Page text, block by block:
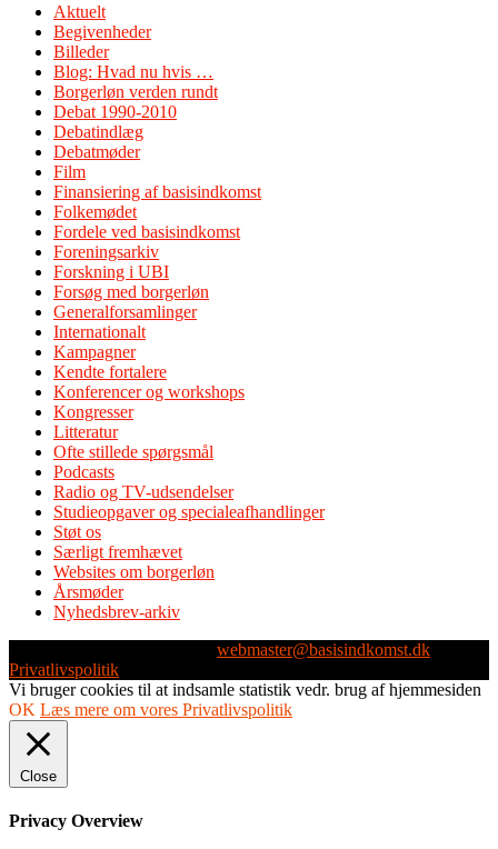
Aktuelt
Begivenheder
Billeder
Blog: Hvad nu hvis …
Borgerløn verden rundt
Debat 1990-2010
Debatindlæg
Debatmøder
Film
Finansiering af basisindkomst
Folkemødet
Fordele ved basisindkomst
Foreningsarkiv
Forskning i UBI
Forsøg med borgerløn
Generalforsamlinger
Internationalt
Kampagner
Kendte fortalere
Konferencer og workshops
Kongresser
Litteratur
Ofte stillede spørgsmål
Podcasts
Radio og TV-udsendelser
Studieopgaver og specialeafhandlinger
Støt os
Særligt fremhævet
Websites om borgerløn
Årsmøder
Nyhedsbrev-arkiv
webmaster@basisindkomst.dk
Privatlivspolitik
Vi bruger cookies til at indsamle statistik vedr. brug af hjemmesiden
OK Læs mere om vores Privatlivspolitik
Close
Privacy Overview